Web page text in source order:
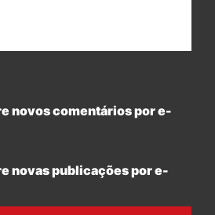
novos comentários por e-
novas publicações por e-